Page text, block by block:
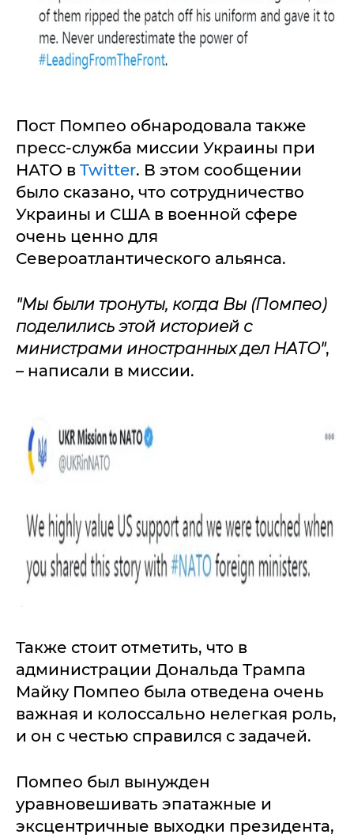
Пост Помпео обнародовала также
пресс-служба миссии Украины при
НАТО в Twitter. В этом сообщении
было сказано, что сотрудничество
Украины и США в военной сфере
очень ценно для
Североатлантического альянса.
"Мы были тронуты, когда Вы (Помпео)
поделились этой историей с
министрами иностранных дел НАТО",
– написали в миссии.
Также стоит отметить, что в
администрации Дональда Трампа
Майку Помпео была отведена очень
важная и колоссально нелегкая роль,
и он с честью справился с задачей.
Помпео был вынужден
уравновешивать эпатажные и
эксцентричные выходки президента,